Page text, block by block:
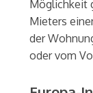
Möglichkeit
Mieters
der
oder vom